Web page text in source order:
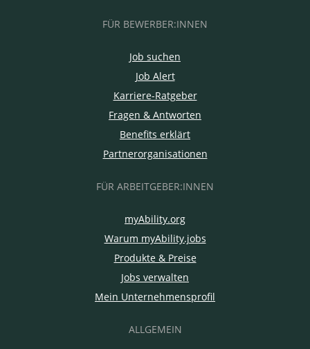
FÜR BEWERBER:INNEN
Job suchen
Job Alert
Karriere-Ratgeber
Fragen & Antworten
Benefits erklärt
Partnerorganisationen
FÜR ARBEITGEBER:INNEN
myAbility.org
Warum myAbility.jobs
Produkte & Preise
Jobs verwalten
Mein Unternehmensprofil
ALLGEMEIN